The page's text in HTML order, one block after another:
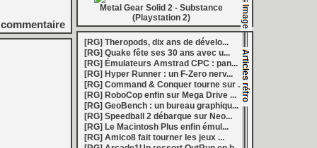
of Mana, le jeu qui a ensorcelé une génération
ventes de Switch 2 dépassent déjà celles de la GameCube
[
GK] Kingdom Hearts : accusé d'utiliser l'IA générative sur son visuel de promo, Square Enix invoque « l'erreur humaine »
de Halo : Campaign Evolved
Éclatants » arriveront sur Switch 2 en octobre
[
LS] [XB360] Xbox360BadUpdate v1.3 l'exploit Xbox 360 gagne en fiabilité et ajoute un mode de récupération
: après un accueil mitigé, Game Freak va revoir sa copie
Champions Tactics, le jeu NFT ferme ses portes
: l'hymne ultime à la solitude a déjà quarante ans
le maintien des jeux physiques pour les joueurs
27 veut apporter du sang neuf avec le mode The Grounds
médiéval à petit prix pour la rentrée
inspiré des Zelda de la Game Boy arrivera à la rentrée 2026
commentaire
Metal Gear Solid 2 - Substance
(Playstation 2)
[RG] Theropods, dix ans de dévelo...
[RG] Quake fête ses 30 ans avec u...
[RG] Émulateurs Amstrad CPC : pan...
[RG] Hyper Runner : un F-Zero nerv...
[RG] Command & Conquer tourne sur ...
[RG] RoboCop enfin sur Mega Drive ...
[RG] GeoBench : un bureau graphiqu...
[RG] Speedball 2 débarque sur Neo...
[RG] Le Macintosh Plus enfin émul...
[RG] Amico8 fait tourner les jeux ...